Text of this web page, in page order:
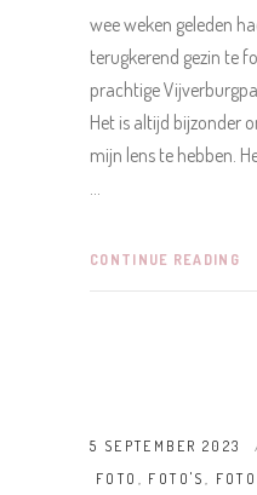
wee weken geleden
terugkerend gezin te
prachtige
Het is altijd bijzonder
mijn lens te hebben.
CONTINUE READING
5 SEPTEMBER 2023
FOTO
FOTO'S